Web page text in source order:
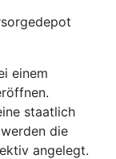
einem
staatlich
die
angelegt.